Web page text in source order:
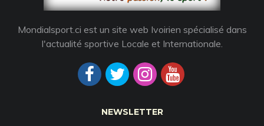
Mondialsport.ci est un site web Ivoirien spécialisé dans
l'actualité sportive Locale et Internationale.
NEWSLETTER